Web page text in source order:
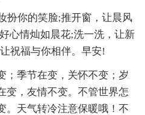
扮你的笑脸;推开窗，让晨风
心情灿如晨花;洗一洗，让新
祝福与你相伴。早安!
；季节在变，关怀不变；岁
变，友情不变。不管世界怎
。天气转冷注意保暖哦！不